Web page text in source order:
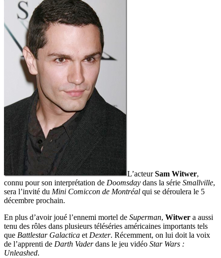
L’acteurSam Witwer,
connu pour son interprétation de Doomsday dans la série Smallville,
sera l’invité du Mini Comiccon de Montréal qui se déroulera le 5
décembre prochain.
En plus d’avoir joué l’ennemi mortel de Superman, Witwer a aussi
tenu des rôles dans plusieurs téléséries américaines importants tels
que Battlestar Galactica et Dexter. Récemment, on lui doit la voix
de l’apprenti de Darth Vaderdans le jeu vidéo Star Wars :
Unleashed.